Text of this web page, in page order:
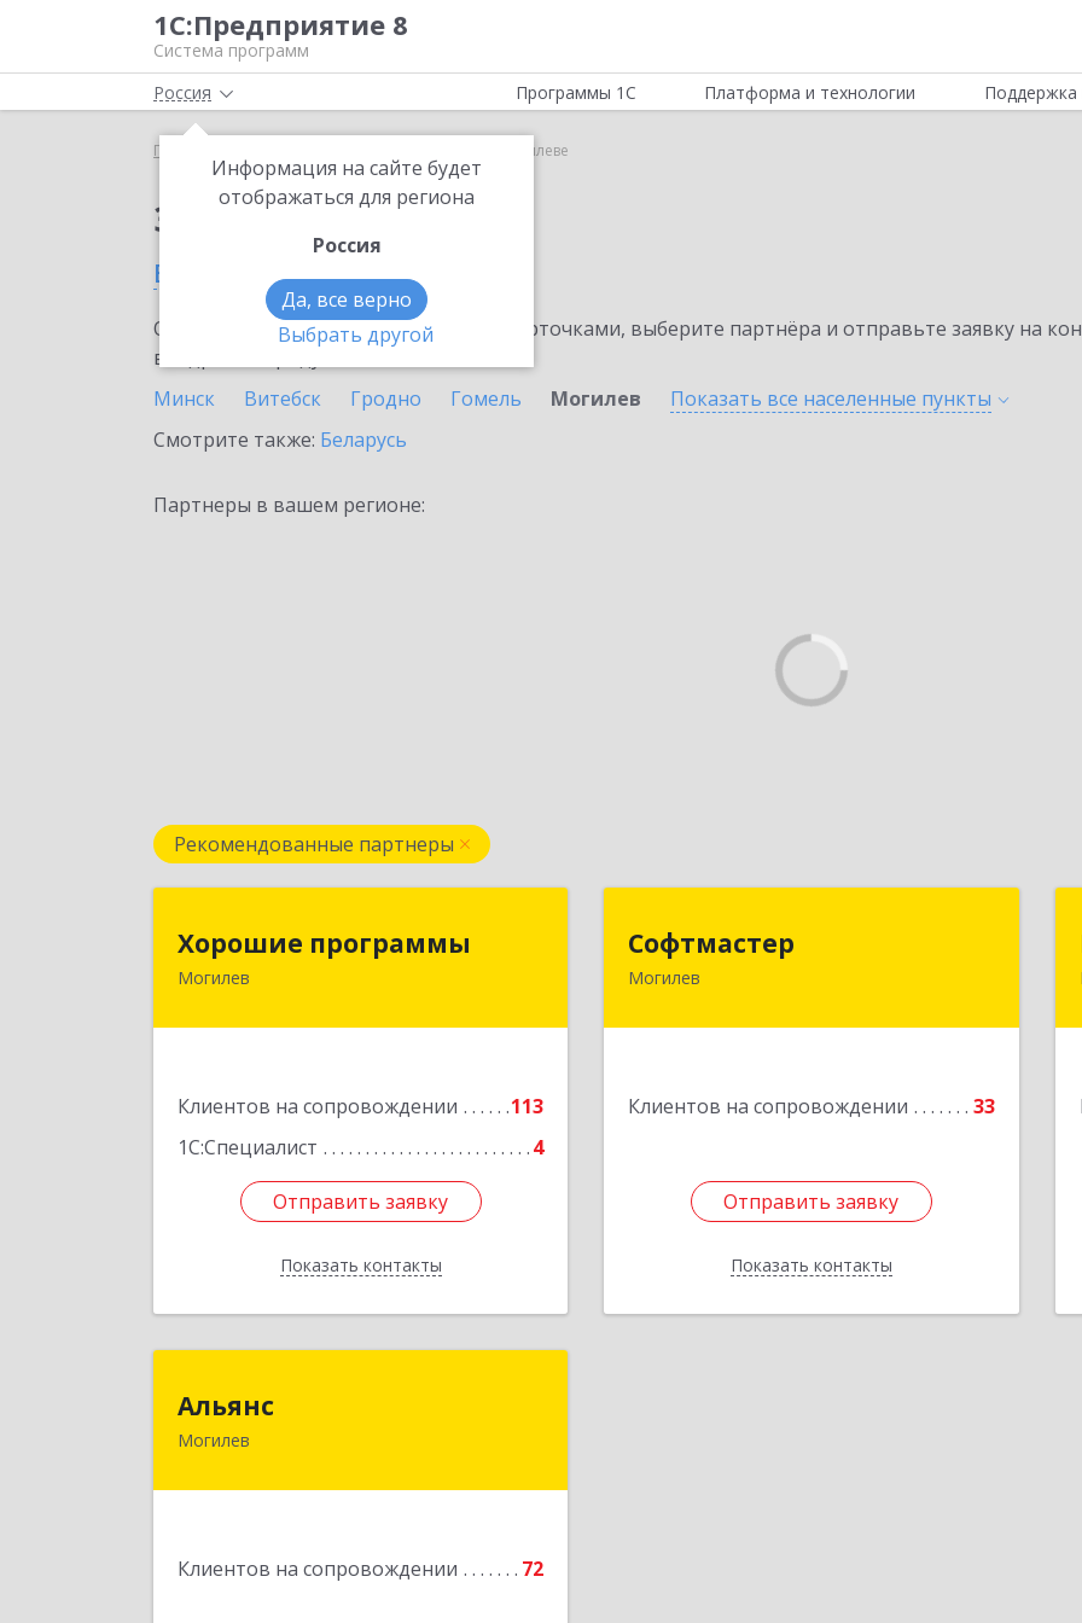
1С:Предприятие 8
Система программ
Россия
Информация на сайте будет
отображаться для региона
Россия
Да, все верно
Выбрать другой
Программы 1С Платформа и технологии Поддержка
Главная 1С-ЭТП в Могилеве
Заказать 1С-ЭТП
в Могилеве
Ознакомьтесь с информационными карточками, выберите партнёра и отправьте заявку на
внедрение продукта.
Минск
Витебск Гродно Гомель Могилев Показать все населенные пункты
Смотрите также: Беларусь
Партнеры в вашем регионе:
Рекомендованные партнеры
Хорошие программы
Могилев
Клиентов на сопровождении
113
1С:Специалист
4
Отправить заявку
Показать контакты
Республика Беларусь, 212030, г.
Подробнее
Отправить заявку
Назад
Софтмастер
Могилев
Клиентов на сопровождении 33
Отправить заявку
Показать контакты
Подробнее
Отправить заявку
Назад
Альянс
Могилев
Клиентов на сопровождении 72